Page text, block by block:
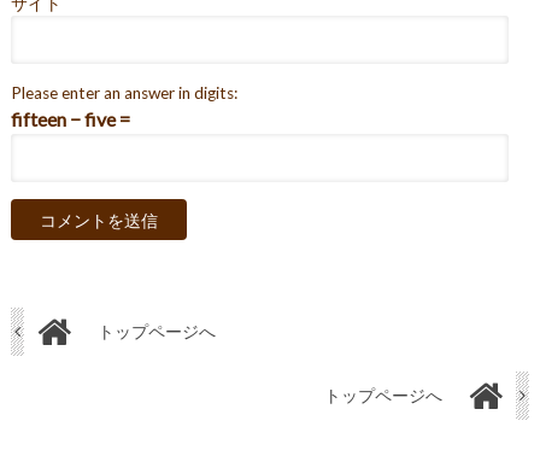
Please enter an answer in digits:
fifteen − five =
トップページへ
トップページへ